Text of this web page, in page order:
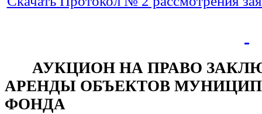
АУКЦИОН НА ПРАВО
АРЕНДЫ ОБЪЕКТОВ
ФОНДА